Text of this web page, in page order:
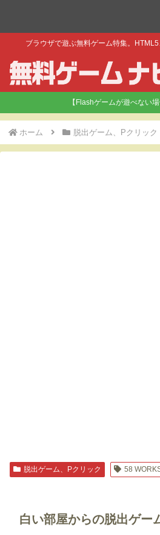
ブラウザで遊ぶ無料ゲーム特集。
【Flashゲームが遊べない場
ホーム 脱出ゲーム、Pクリック
脱出ゲーム、Pクリック 58
白い部屋からの脱出ゲー